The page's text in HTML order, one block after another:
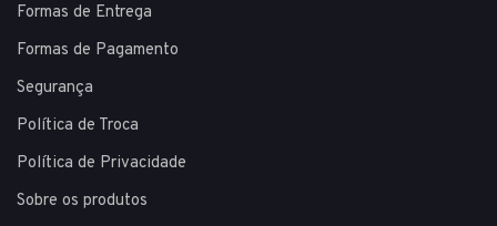
Formas de Entrega
Formas de Pagamento
Segurança
Política de Troca
Política de Privacidade
Sobre os produtos